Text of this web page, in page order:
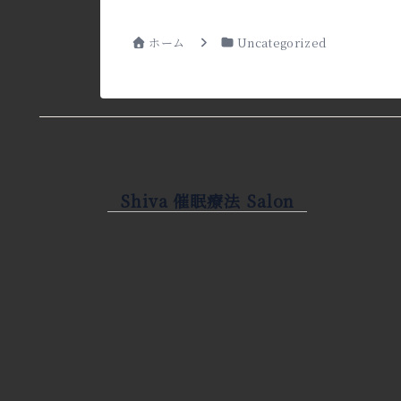
ホーム Uncategorized
Shiva 催眠療法 Salon